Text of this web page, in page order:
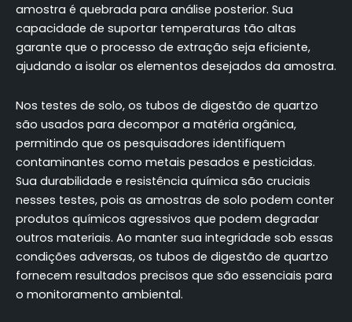
amostra é quebrada para análise posterior. Sua
capacidade de suportar temperaturas tão altas
garante que o processo de extração seja eficiente,
ajudando a isolar os elementos desejados da amostra.
Nos testes de solo, os tubos de digestão de quartzo
são usados para decompor a matéria orgânica,
permitindo que os pesquisadores identifiquem
contaminantes como metais pesados e pesticidas.
Sua durabilidade e resistência química são cruciais
nesses testes, pois as amostras de solo podem conter
produtos químicos agressivos que podem degradar
outros materiais. Ao manter sua integridade sob essas
condições adversas, os tubos de digestão de quartzo
fornecem resultados precisos que são essenciais para
o monitoramento ambiental.